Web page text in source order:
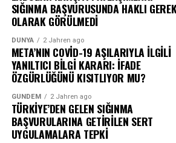
SIĞINMA BAŞVURUSUNDA HAKLI
OLARAK GÖRÜLMEDİ
DÜNYA 2 Jahren ago
META’NIN COVİD-19 AŞILARIYLA İLGİLİ
YANILTICI BİLGİ KARARI: İFADE
ÖZGÜRLÜĞÜNÜ KISITLIYOR MU?
GÜNDEM 2 Jahren ago
TÜRKİYE’DEN GELEN SIĞINMA
BAŞVURULARINA GETİRİLEN SERT
UYGULAMALARA TEPKİ